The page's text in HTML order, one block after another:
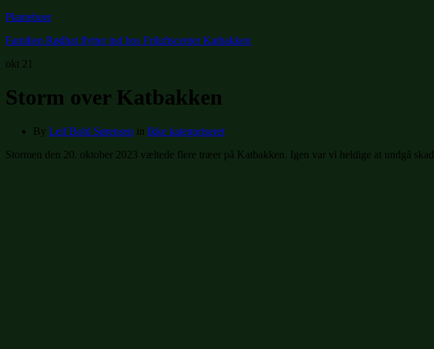
Plantebuer
Familien Rødhat flytter ind hos Friluftscenter Katbakken
okt 21
Storm over Katbakken
By Leif Bohl Sørensen in Ikke kategoriseret
Stormen den 20. oktober 2023 væltede flere træer på Katbakken. Igen var vi heldige at undgå